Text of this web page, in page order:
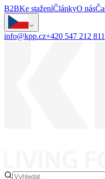
B2BKe staženíČlánkyO nás
info@kpp.cz+420 547 212 811